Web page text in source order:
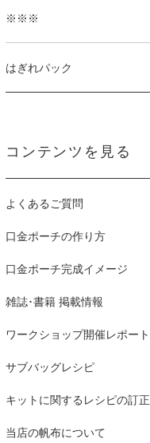
※※※
はぎれパック
コンテンツを見る
よくあるご質問
口金ポーチの作り方
口金ポーチ完成イメージ
雑誌･書籍 掲載情報
ワークショップ開催レポート
サブバッグレシピ
キットに関するレシピの訂正
当店の帆布について